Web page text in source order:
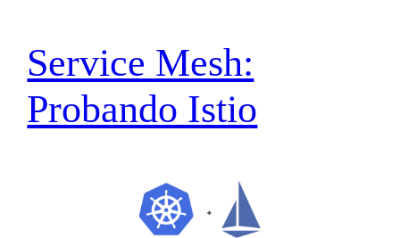
Service Mesh:
Probando Istio